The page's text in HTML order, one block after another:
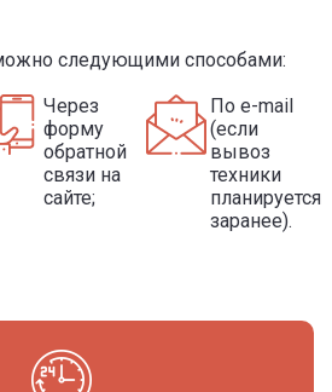
следующими способами:
Через
форму
обратной
связи на
сайте;
По e-mail
(если
вывоз
техники
планируется
заранее).